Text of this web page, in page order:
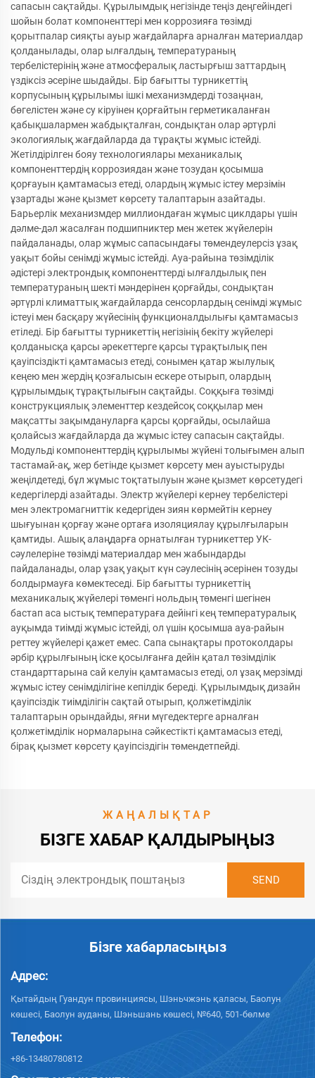
сапасын сақтайды. Құрылымдық негізінде теңіз деңгейіндегі
шойын болат компоненттері мен коррозияға төзімді
қорытпалар сияқты ауыр жағдайларға арналған материалдар
қолданылады, олар ылғалдың, температураның
тербелістерінің және атмосфералық ластырғыш заттардың
үздіксіз әсеріне шыдайды. Бір бағытты турникеттің
корпусының құрылымы ішкі механизмдерді тозаңнан,
бөгелістен және су кіруінен қорғайтын герметикаланған
қабықшалармен жабдықталған, сондықтан олар әртүрлі
экологиялық жағдайларда да тұрақты жұмыс істейді.
Жетілдірілген бояу технологиялары механикалық
компоненттердің коррозиядан және тозудан қосымша
қорғауын қамтамасыз етеді, олардың жұмыс істеу мерзімін
ұзартады және қызмет көрсету талаптарын азайтады.
Барьерлік механизмдер миллиондаған жұмыс циклдары үшін
дәлме-дәл жасалған подшипниктер мен жетек жүйелерін
пайдаланады, олар жұмыс сапасындағы төмендеулерсіз ұзақ
уақыт бойы сенімді жұмыс істейді. Ауа-райына төзімділік
әдістері электрондық компоненттерді ылғалдылық пен
температураның шекті мәндерінен қорғайды, сондықтан
әртүрлі климаттық жағдайларда сенсорлардың сенімді жұмыс
істеуі мен басқару жүйесінің функционалдылығы қамтамасыз
етіледі. Бір бағытты турникеттің негізінің бекіту жүйелері
қолданысқа қарсы әрекеттерге қарсы тұрақтылық пен
қауіпсіздікті қамтамасыз етеді, сонымен қатар жылулық
кеңею мен жердің қозғалысын ескере отырып, олардың
құрылымдық тұрақтылығын сақтайды. Соққыға төзімді
конструкциялық элементтер кездейсоқ соққылар мен
мақсатты зақымдануларға қарсы қорғайды, осылайша
қолайсыз жағдайларда да жұмыс істеу сапасын сақтайды.
Модульді компоненттердің құрылымы жүйені толығымен алып
тастамай-ақ, жер бетінде қызмет көрсету мен ауыстыруды
жеңілдетеді, бұл жұмыс тоқтатылуын және қызмет көрсетудегі
кедергілерді азайтады. Электр жүйелері кернеу тербелістері
мен электромагниттік кедергіден зиян көрмейтін кернеу
шығуынан қорғау және ортаға изоляциялау құрылғыларын
қамтиды. Ашық алаңдарға орнатылған турникеттер УК-
сәулелеріне төзімді материалдар мен жабындарды
пайдаланады, олар ұзақ уақыт күн сәулесінің әсерінен тозуды
болдырмауға көмектеседі. Бір бағытты турникеттің
механикалық жүйелері төменгі нольдың төменгі шегінен
бастап аса ыстық температураға дейінгі кең температуралық
ауқымда тиімді жұмыс істейді, ол үшін қосымша ауа-райын
реттеу жүйелері қажет емес. Сапа сынақтары протоколдары
әрбір құрылғының іске қосылғанға дейін қатал төзімділік
стандарттарына сай келуін қамтамасыз етеді, ол ұзақ мерзімді
жұмыс істеу сенімділігіне кепілдік береді. Құрылымдық дизайн
қауіпсіздік тиімділігін сақтай отырып, қолжетімділік
талаптарын орындайды, яғни мүгедектерге арналған
қолжетімділік нормаларына сәйкестікті қамтамасыз етеді,
бірақ қызмет көрсету қауіпсіздігін төмендетпейді.
ЖАҢАЛЫҚТАР
БІЗГЕ ХАБАР ҚАЛДЫРЫҢЫЗ
Бізге хабарласыңыз
Адрес:
Қытайдың Гуандун провинциясы, Шэньчжэнь қаласы, Баолун
көшесі, Баолун ауданы, Шэньшань көшесі, №640, 501-бөлме
Телефон:
+86-13480780812